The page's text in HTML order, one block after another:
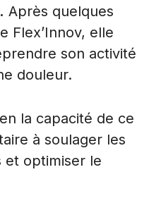
Après quelques
Flex’Innov, elle
son activité
douleur.
la capacité de ce
à soulager les
et optimiser le